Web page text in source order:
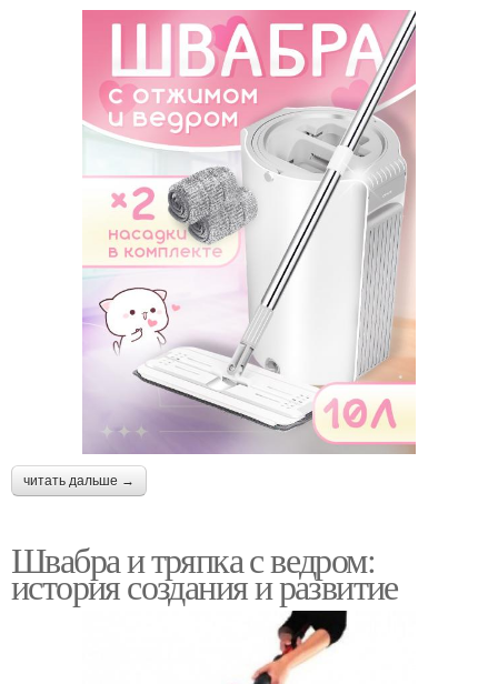
читать дальше →
Швабра и тряпка с ведром:
история создания и развитие